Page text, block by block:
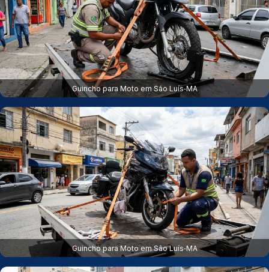
Guincho para Moto em São Luís‑MA
Guincho para Moto em São Luís‑MA